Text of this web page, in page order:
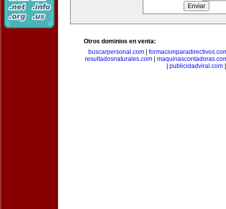
Otros dominios en venta:
buscarpersonal.com|
resultadosnaturales.com|
publicidadviral.com